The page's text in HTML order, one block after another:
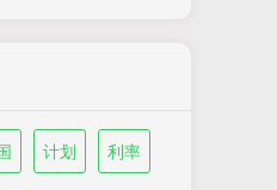
计划 利率